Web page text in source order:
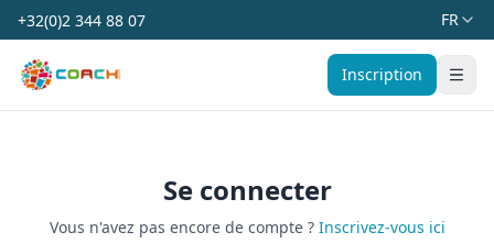
+32(0)2 344 88 07 FR
Coach Belgium Inscription
Se connecter
Vous n'avez pas encore de compte ? Inscrivez-vous ici